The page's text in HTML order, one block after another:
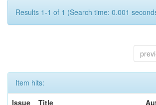
Results 1-1 of 1 (Search time: 0.001
Item hits:
Issue
Title